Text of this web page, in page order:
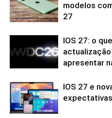
modelos
27
IOS 27: o
apresentar
IOS 27 e
expectativas